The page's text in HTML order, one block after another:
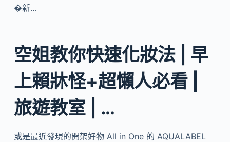
�新…
空姐教你快速化妝法 | 早
上賴牀怪+超懶人必看 |
旅遊教室 | …
或是最近發現的開架好物 All in One 的 AQUALABEL